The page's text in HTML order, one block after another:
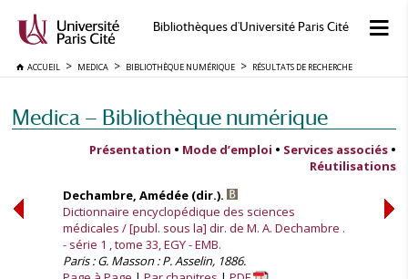
Bibliothèques d'Université Paris Cité
ACCUEIL MEDICA BIBLIOTHÈQUE NUMÉRIQUE RÉSULTATS DE RECHERCHE
Medica — Bibliothèque numérique
Présentation • Mode d’emploi • Services associés •
Réutilisations
Dechambre, Amédée (dir.).
Dictionnaire encyclopédique des sciences
médicales / [publ. sous la] dir. de M. A. Dechambre .
- série 1 , tome 33, EGY - EMB.
Paris : G. Masson : P. Asselin, 1886.